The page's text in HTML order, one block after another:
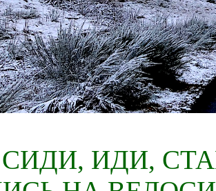
ИДИ,